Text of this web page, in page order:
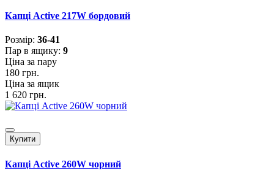
Капці Active 217W бордовий
Розмiр: 36-41
Пар в ящику: 9
Ціна за пару
180 грн.
Ціна за ящик
1 620 грн.
Купити
Капці Active 260W чорний